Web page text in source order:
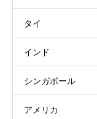
タイ
インド
シンガポール
アメリカ